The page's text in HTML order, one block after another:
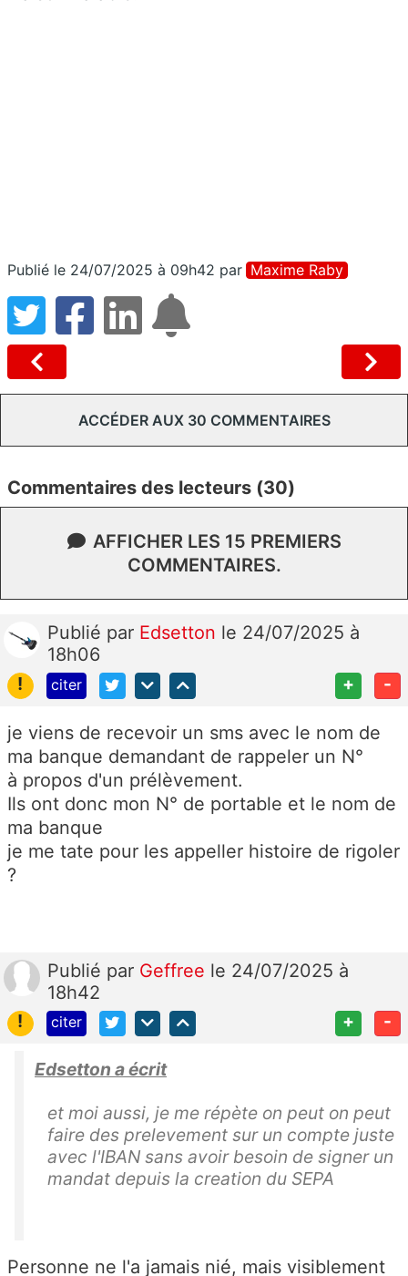
Publié le 24/07/2025 à 09h42 par Maxime Raby
ACCÉDER AUX 30 COMMENTAIRES
Commentaires des lecteurs (30)
AFFICHER LES 15 PREMIERS
COMMENTAIRES.
Publié par Edsetton le 24/07/2025 à
18h06
!
citer + -
je viens de recevoir un sms avec le nom de
ma banque demandant de rappeler un N°
à propos d'un prélèvement.
Ils ont donc mon N° de portable et le nom de
ma banque
je me tate pour les appeller histoire de rigoler
?
Publié par Geffree le 24/07/2025 à
18h42
!
citer + -
Edsetton a écrit
et moi aussi, je me répète on peut on peut
faire des prelevement sur un compte juste
avec l'IBAN sans avoir besoin de signer un
mandat depuis la creation du SEPA
Personne ne l'a jamais nié, mais visiblement